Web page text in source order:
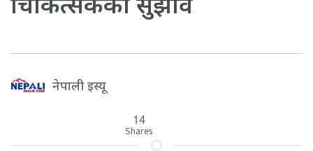
नेपाली इस्यू
14
Shares